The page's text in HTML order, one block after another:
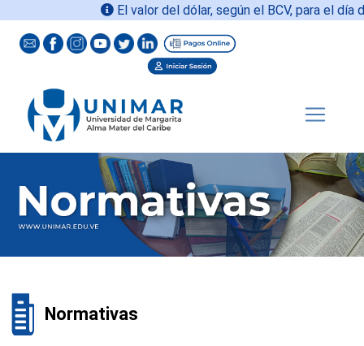
El valor del dólar, según el BCV, para el día
Normativas